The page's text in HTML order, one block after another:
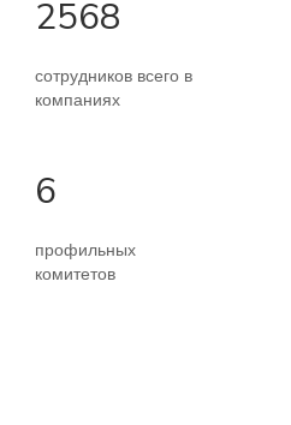
2568
6
сотрудников всего в
компаниях
профильных
комитетов